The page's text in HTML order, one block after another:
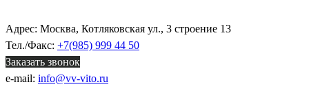
Адрес: Москва, Котляковская ул., 3 строение 13
Тел./Факс: +7(985) 999 44 50
Заказать звонок
e-mail: info@vv-vito.ru